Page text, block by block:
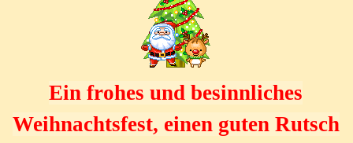
Ein frohes und besinnliches
Weihnachtsfest, einen guten Rutsch